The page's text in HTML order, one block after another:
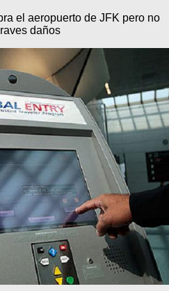
el aeropuerto de JFK pero no
daños